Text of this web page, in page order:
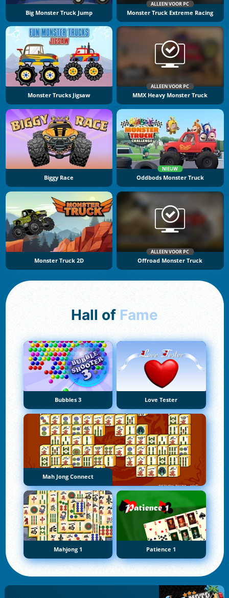
Big Monster Truck Jump
ALLEEN VOOR PC
Monster Truck Extreme Racing
Monster Trucks Jigsaw
ALLEEN VOOR PC
MMX Heavy Monster Truck
Biggy Race
NIEUW
Oddbods Monster Truck
Monster Truck 2D
ALLEEN VOOR PC
Offroad Monster Truck
Hall of Fame
Bubbles 3 Love Tester
Mah Jong Connect
Mahjong 1 Patience 1